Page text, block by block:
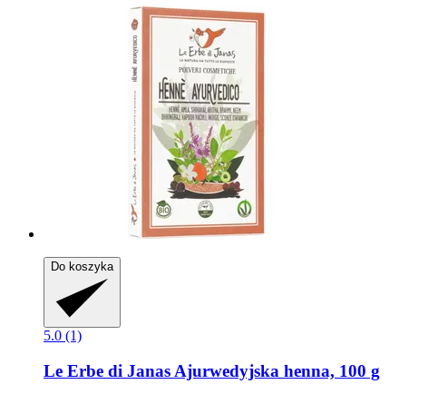
Do koszyka
5.0 (1)
Le Erbe di Janas Ajurwedyjska henna, 100 g